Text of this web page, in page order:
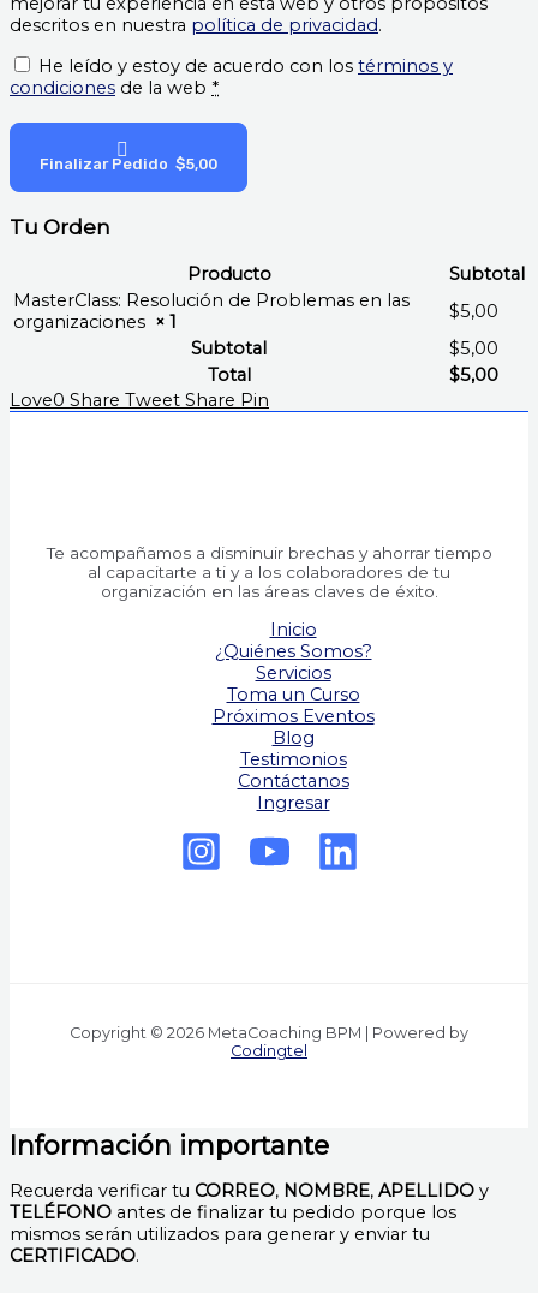
descritos en nuestra política de privacidad.
He leído y estoy de acuerdo con los términos y
condiciones de la web *
Finalizar Pedido $5,00
Tu Orden
Producto
Subtotal
MasterClass: Resolución de Problemas en las
organizaciones × 1 $5,00
Subtotal
$5,00
Total
$5,00
Love0 Share Tweet Share Pin
Te acompañamos a disminuir brechas y ahorrar tiempo
al capacitarte a ti y a los colaboradores de tu
organización en las áreas claves de éxito.
Inicio
¿Quiénes Somos?
Servicios
Toma un Curso
Próximos Eventos
Blog
Testimonios
Contáctanos
Ingresar
Copyright © 2026 MetaCoaching BPM | Powered by
Codingtel
Información importante
Recuerda verificar tu CORREO, NOMBRE, APELLIDO y
TELÉFONO antes de finalizar tu pedido porque los
mismos serán utilizados para generar y enviar tu
CERTIFICADO.